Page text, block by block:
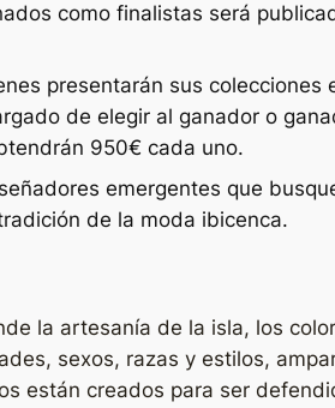
como finalistas será
presentarán sus
de elegir al ganador o
950€ cada uno.
emergentes que
de la moda ibicenca.
la artesanía de la isla, los
sexos, razas y estilos,
están creados para ser